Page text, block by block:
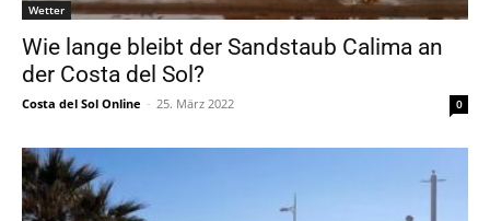
Wetter
Wie lange bleibt der Sandstaub Calima an
der Costa del Sol?
Costa del Sol Online - 25. März 2022 0